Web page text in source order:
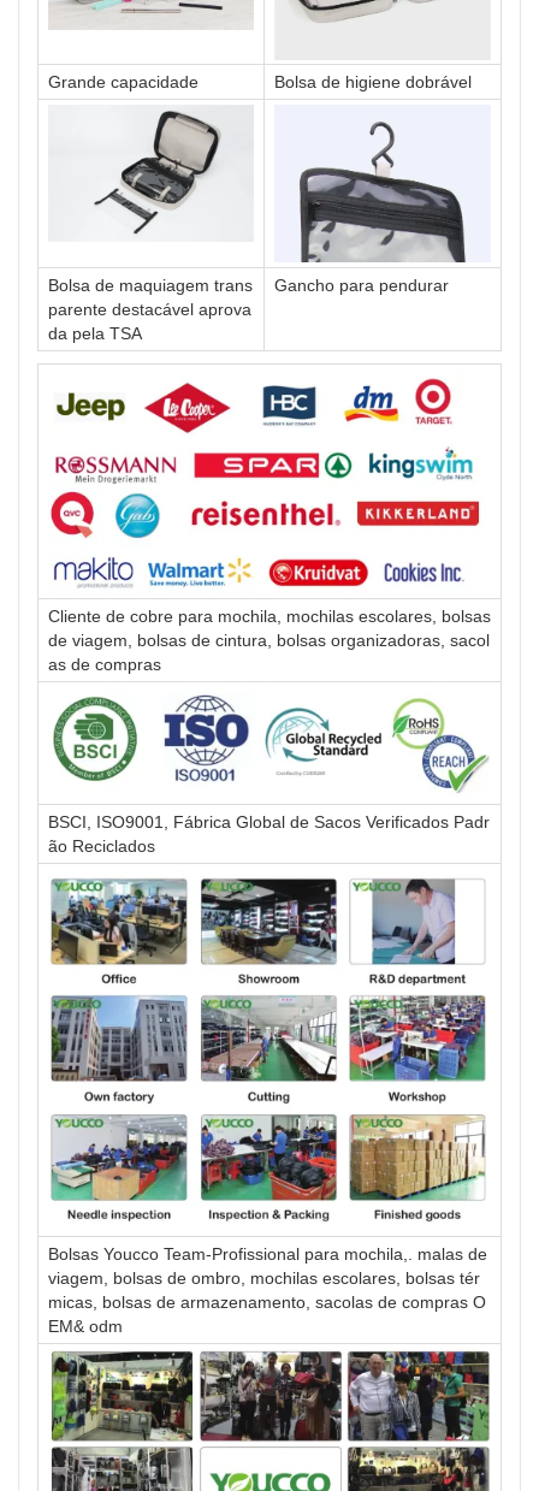
Grande capacidade Bolsa de higiene dobrável
Bolsa de maquiagem trans
parente destacável aprova
da pela TSA
Gancho para pendurar
Cliente de cobre para mochila, mochilas escolares, bolsas
de viagem, bolsas de cintura, bolsas organizadoras, sacol
as de compras
BSCI, ISO9001, Fábrica Global de Sacos Verificados Padr
ão Reciclados
Bolsas Youcco Team-Profissional para mochila,. malas de
viagem, bolsas de ombro, mochilas escolares, bolsas tér
micas, bolsas de armazenamento, sacolas de compras O
EM& odm